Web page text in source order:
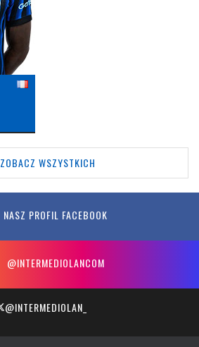
ZOBACZ WSZYSTKICH
NASZ PROFIL FACEBOOK
@INTERMEDIOLANCOM
@INTERMEDIOLAN_